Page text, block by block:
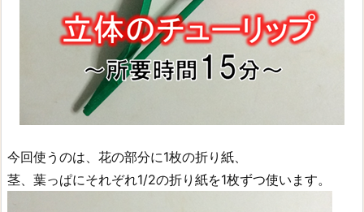
今回使うのは、花の部分に1枚の折り紙、
茎、葉っぱにそれぞれ1/2の折り紙を1枚ずつ使います。